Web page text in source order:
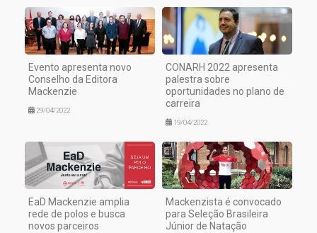
Evento apresenta novo
Conselho da Editora
Mackenzie
29/04/2022
CONARH 2022 apresenta
palestra sobre
oportunidades no plano de
carreira
19/04/2022
EaD Mackenzie amplia
rede de polos e busca
novos parceiros
Mackenzista é convocado
para Seleção Brasileira
Júnior de Natação